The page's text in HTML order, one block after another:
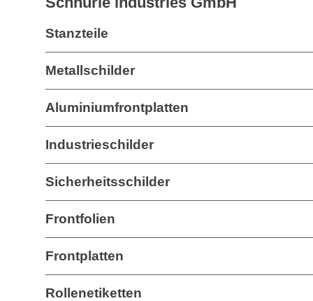
Stanzteile
Metallschilder
Aluminiumfrontplatten
Industrieschilder
Sicherheitsschilder
Frontfolien
Frontplatten
Rollenetiketten